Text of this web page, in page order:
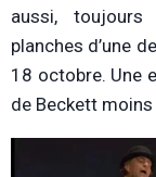
aussi, toujours
planches d’une
18 octobre. Une
de Beckett